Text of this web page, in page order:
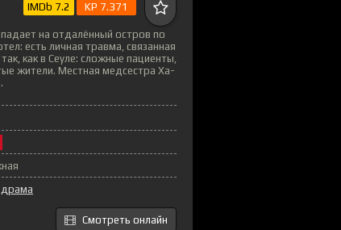
IMDb 7.2 KP 7.371
на отдалённый остров по
есть личная травма, связанная
как в Сеуле: сложные пациенты,
жители. Местная медсестра Ха-
Смотреть онлайн